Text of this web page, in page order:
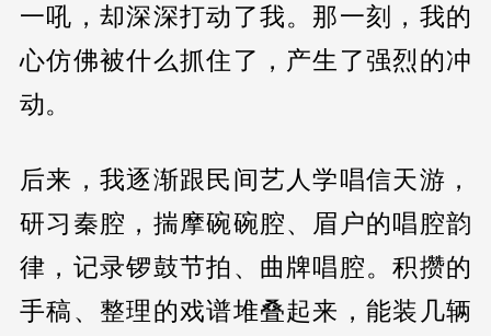
一吼，却深深打动了我。那一刻，我的
心仿佛被什么抓住了，产生了强烈的冲
动。
后来，我逐渐跟民间艺人学唱信天游，
研习秦腔，揣摩碗碗腔、眉户的唱腔韵
律，记录锣鼓节拍、曲牌唱腔。积攒的
手稿、整理的戏谱堆叠起来，能装几辆